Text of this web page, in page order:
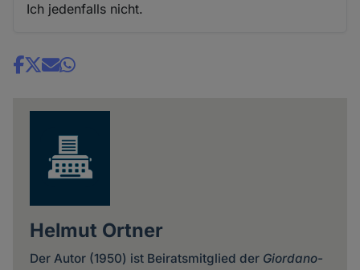
Ich jedenfalls nicht.
Share
Helmut Ortner
Der Autor (1950) ist Beiratsmitglied der Giordano-